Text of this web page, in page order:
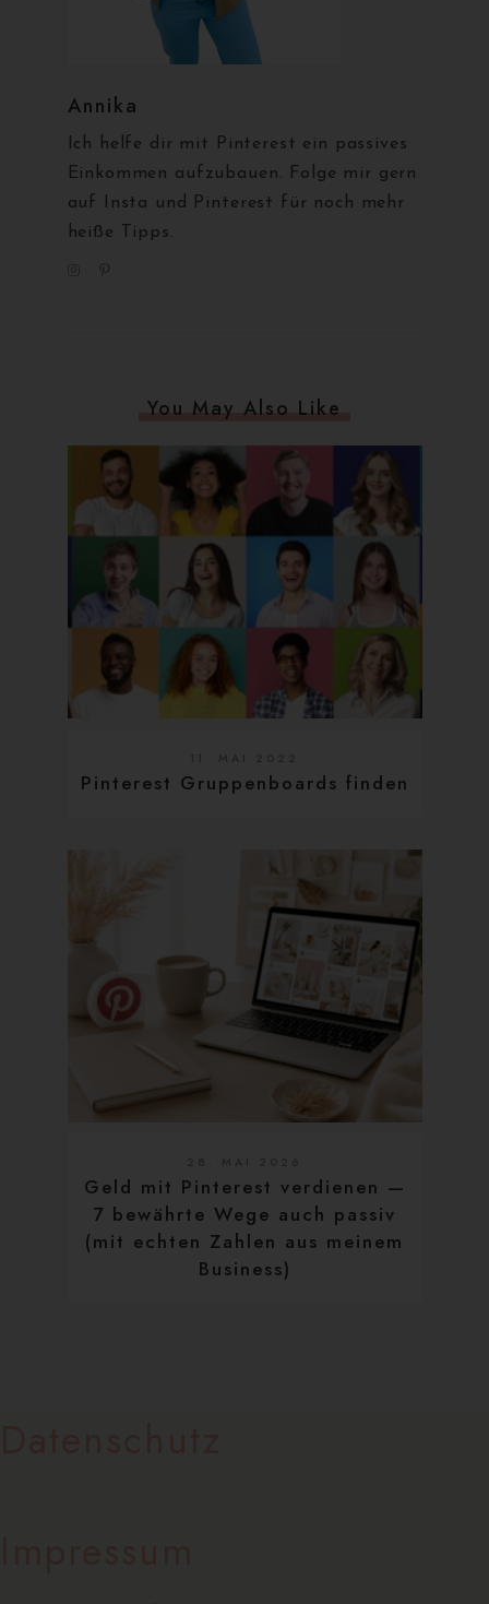
Annika
Ich helfe dir mit Pinterest ein passives
Einkommen aufzubauen. Folge mir gern
auf Insta und Pinterest für noch mehr
heiße Tipps.
You May Also Like
Pinterest Gruppenboards finden
Geld mit Pinterest verdienen —
7 bewährte Wege auch passiv
(mit echten Zahlen aus meinem
Business)